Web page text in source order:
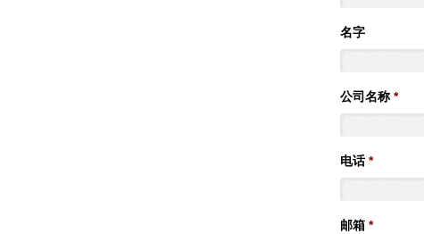
名字
公司名称 *
电话 *
邮箱 *